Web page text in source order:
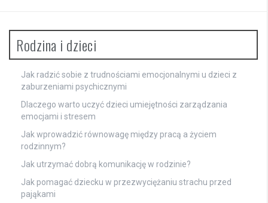
Rodzina i dzieci
Jak radzić sobie z trudnościami emocjonalnymi u dzieci z
zaburzeniami psychicznymi
Dlaczego warto uczyć dzieci umiejętności zarządzania
emocjami i stresem
Jak wprowadzić równowagę między pracą a życiem
rodzinnym?
Jak utrzymać dobrą komunikację w rodzinie?
Jak pomagać dziecku w przezwyciężaniu strachu przed
pająkami